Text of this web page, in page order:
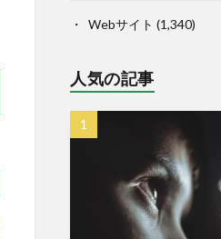
Webサイト (1,340)
人気の記事